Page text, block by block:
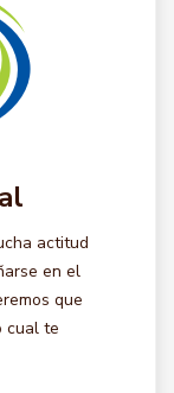
actitud
en el
que
cual te